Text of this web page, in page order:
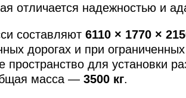
отличается надежностью и
составляют 6110 × 1770 ×
дорогах и при
пространство для установки
масса — 3500 кг.